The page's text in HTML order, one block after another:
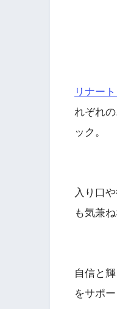
リナー
れぞれ
ック。
入り口
も気兼
自信と
をサポ